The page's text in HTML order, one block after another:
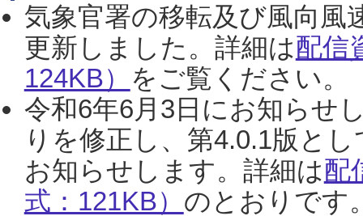
気象官署の移転及び風向風
更新しました。詳細は配信
124KB） をご覧ください。
令和6年6月3日にお知らせ
りを修正し、第4.0.1版と
お知らせします。詳細は配
式：121KB） のとおりです